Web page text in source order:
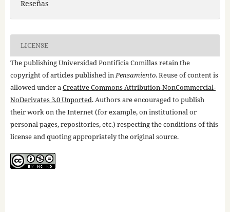
Reseñas
LICENSE
The publishing Universidad Pontificia Comillas retain the
copyright of articles published inPensamiento. Reuse of content is
allowed under aCreative Commons Attribution-NonCommercial-
NoDerivates 3.0 Unported. Authors are encouraged to publish
their work on the Internet (for example, on institutional or
personal pages, repositories, etc.) respecting the conditions of this
license and quoting appropriately the original source.